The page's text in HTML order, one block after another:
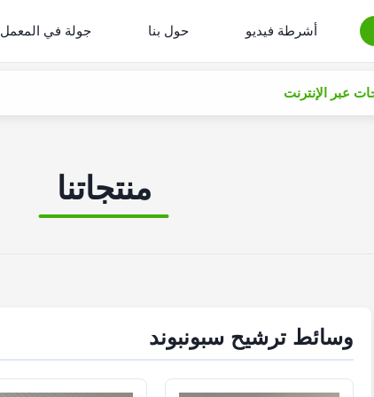
أشرطة فيديو حول بنا جولة في المعمل
منتجاتنا
وسائط ترشيح سبونبوند